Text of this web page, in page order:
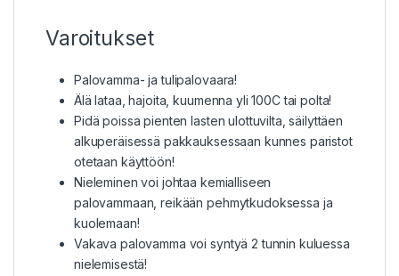
Varoitukset
Palovamma- ja tulipalovaara!
Älä lataa, hajoita, kuumenna yli 100C tai polta!
Pidä poissa pienten lasten ulottuvilta, säilyttäen
alkuperäisessä pakkauksessaan kunnes paristot
otetaan käyttöön!
Nieleminen voi johtaa kemialliseen
palovammaan, reikään pehmytkudoksessa ja
kuolemaan!
Vakava palovamma voi syntyä 2 tunnin kuluessa
nielemisestä!